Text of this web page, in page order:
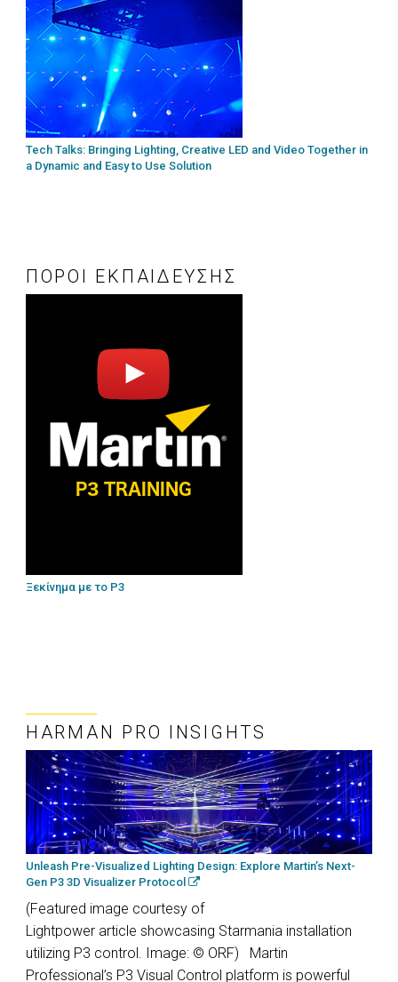
Tech Talks: Bringing Lighting, Creative LED and Video Together in
a Dynamic and Easy to Use Solution
ΠΌΡΟΙ ΕΚΠΑΊΔΕΥΣΗΣ
Ξεκίνημα με το P3
HARMAN PRO INSIGHTS
Unleash Pre-Visualized Lighting Design: Explore Martin’s Next-
Gen P3 3D Visualizer Protocol
(Featured image courtesy of
Lightpower article showcasing Starmania installation
utilizing P3 control. Image: © ORF) Martin
Professional’s P3 Visual Control platform is powerful